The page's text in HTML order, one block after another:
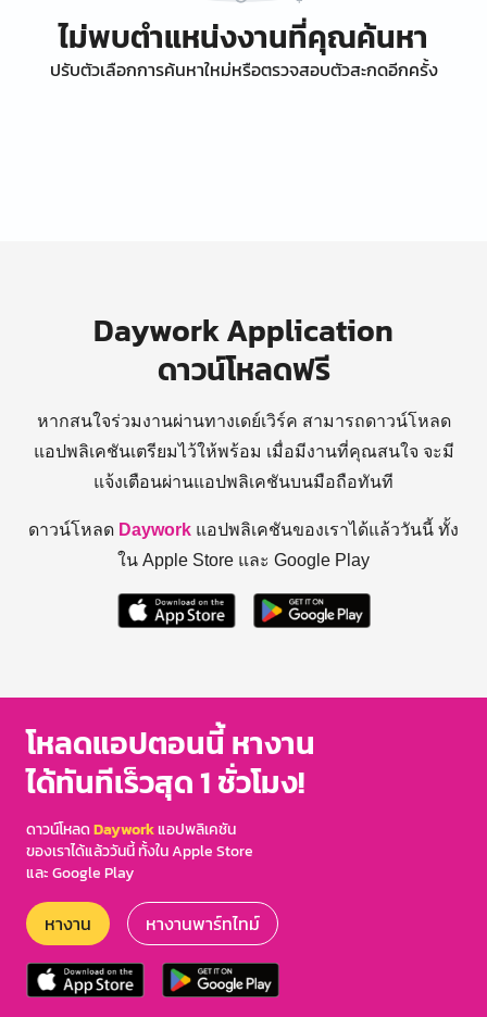
ไม่พบตำแหน่งงานที่คุณค้นหา
ปรับตัวเลือกการค้นหาใหม่หรือตรวจสอบตัวสะกดอีกครั้ง
Daywork Application
ดาวน์โหลดฟรี
หากสนใจร่วมงานผ่านทางเดย์เวิร์ค สามารถดาวน์โหลด
แอปพลิเคชันเตรียมไว้ให้พร้อม เมื่อมีงานที่คุณสนใจ จะมี
แจ้งเตือนผ่านแอปพลิเคชันบนมือถือทันที
ดาวน์โหลด Daywork แอปพลิเคชันของเราได้แล้ววันนี้ ทั้ง
ใน Apple Store และ Google Play
โหลดแอปตอนนี้ หางาน
ได้ทันทีเร็วสุด 1 ชั่วโมง!
ดาวน์โหลดDayworkแอปพลิเคชัน
ของเราได้แล้ววันนี้ ทั้งใน Apple Store
และ Google Play
หางาน หางานพาร์ทไทม์